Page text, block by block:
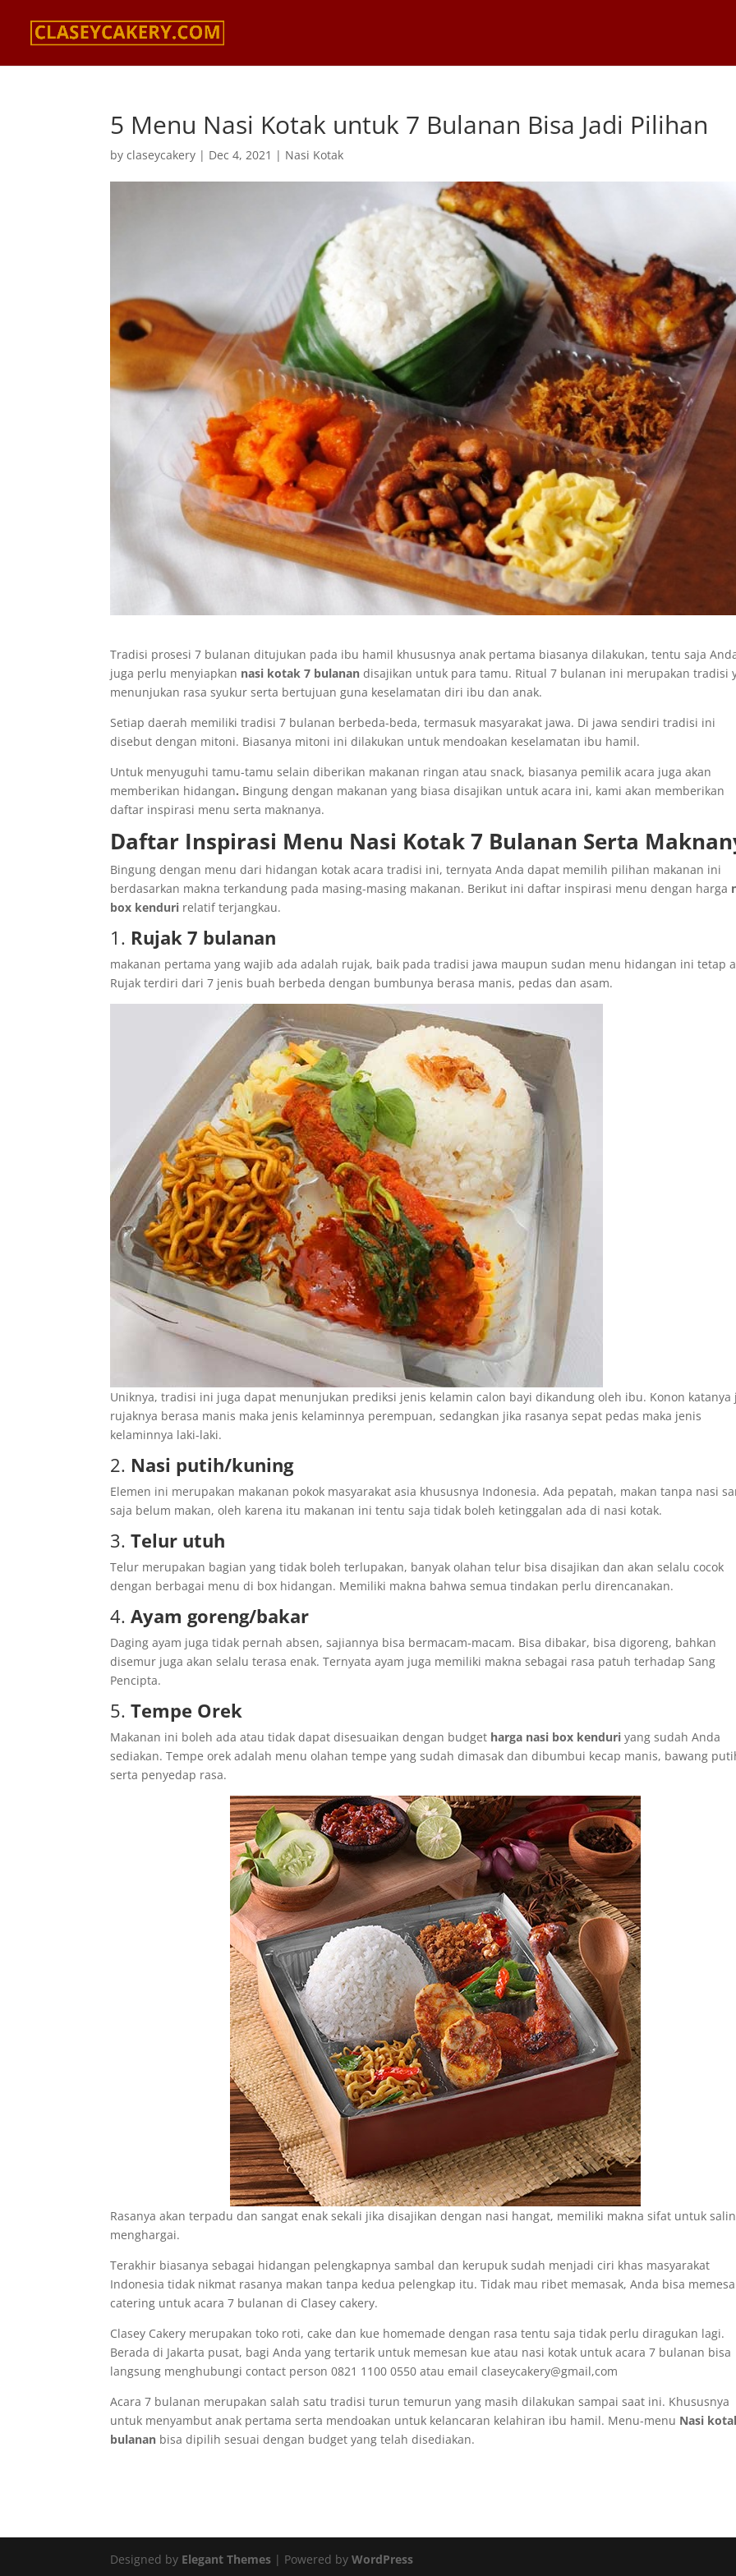
5 Menu Nasi Kotak untuk 7 Bulanan Bisa Jadi Pilihan
byclaseycakery | Dec 4, 2021 | Nasi Kotak
Tradisi prosesi 7 bulanan ditujukan pada ibu hamil khususnya anak pertama biasanya dilakukan, tentu saja
juga perlu menyiapkan nasi kotak 7 bulanan disajikan untuk para tamu. Ritual 7 bulanan ini merupakan tradisi
menunjukan rasa syukur serta bertujuan guna keselamatan diri ibu dan anak.
Setiap daerah memiliki tradisi 7 bulanan berbeda-beda, termasuk masyarakat jawa. Di jawa sendiri tradisi ini
disebut dengan mitoni. Biasanya mitoni ini dilakukan untuk mendoakan keselamatan ibu hamil.
Untuk menyuguhi tamu-tamu selain diberikan makanan ringan atau snack, biasanya pemilik acara juga akan
memberikan hidangan. Bingung dengan makanan yang biasa disajikan untuk acara ini, kami akan memberikan
daftar inspirasi menu serta maknanya.
Daftar Inspirasi Menu Nasi Kotak 7 Bulanan Serta
Bingung dengan menu dari hidangan kotak acara tradisi ini, ternyata Anda dapat memilih pilihan makanan ini
berdasarkan makna terkandung pada masing-masing makanan. Berikut ini daftar inspirasi menu dengan harga
box kenduri relatif terjangkau.
1. Rujak 7 bulanan
makanan pertama yang wajib ada adalah rujak, baik pada tradisi jawa maupun sudan menu hidangan ini tetap
Rujak terdiri dari 7 jenis buah berbeda dengan bumbunya berasa manis, pedas dan asam.
Uniknya, tradisi ini juga dapat menunjukan prediksi jenis kelamin calon bayi dikandung oleh ibu. Konon katanya
rujaknya berasa manis maka jenis kelaminnya perempuan, sedangkan jika rasanya sepat pedas maka jenis
kelaminnya laki-laki.
2. Nasi putih/kuning
Elemen ini merupakan makanan pokok masyarakat asia khususnya Indonesia. Ada pepatah, makan tanpa nasi
saja belum makan, oleh karena itu makanan ini tentu saja tidak boleh ketinggalan ada di nasi kotak.
3.Telur utuh
Telur merupakan bagian yang tidak boleh terlupakan, banyak olahan telur bisa disajikan dan akan selalu cocok
dengan berbagai menu di box hidangan. Memiliki makna bahwa semua tindakan perlu direncanakan.
4.Ayam goreng/bakar
Daging ayam juga tidak pernah absen, sajiannya bisa bermacam-macam. Bisa dibakar, bisa digoreng, bahkan
disemur juga akan selalu terasa enak. Ternyata ayam juga memiliki makna sebagai rasa patuh terhadap Sang
Pencipta.
5.Tempe Orek
Makanan ini boleh ada atau tidak dapat disesuaikan dengan budget harga nasi box kenduri yang sudah Anda
sediakan. Tempe orek adalah menu olahan tempe yang sudah dimasak dan dibumbui kecap manis, bawang
serta penyedap rasa.
Rasanya akan terpadu dan sangat enak sekali jika disajikan dengan nasi hangat, memiliki makna sifat untuk
menghargai.
Terakhir biasanya sebagai hidangan pelengkapnya sambal dan kerupuk sudah menjadi ciri khas masyarakat
Indonesia tidak nikmat rasanya makan tanpa kedua pelengkap itu. Tidak mau ribet memasak, Anda bisa
catering untuk acara 7 bulanan di Clasey cakery.
Clasey Cakery merupakan toko roti, cake dan kue homemade dengan rasa tentu saja tidak perlu diragukan lagi.
Berada di Jakarta pusat, bagi Anda yang tertarik untuk memesan kue atau nasi kotak untuk acara 7 bulanan bisa
langsung menghubungi contact person 0821 1100 0550 atau email claseycakery@gmail,com
Acara 7 bulanan merupakan salah satu tradisi turun temurun yang masih dilakukan sampai saat ini. Khususnya
untuk menyambut anak pertama serta mendoakan untuk kelancaran kelahiran ibu hamil. Menu-menu Nasi
bulanan bisa dipilih sesuai dengan budget yang telah disediakan.
Designed by Elegant Themes | Powered byWordPress